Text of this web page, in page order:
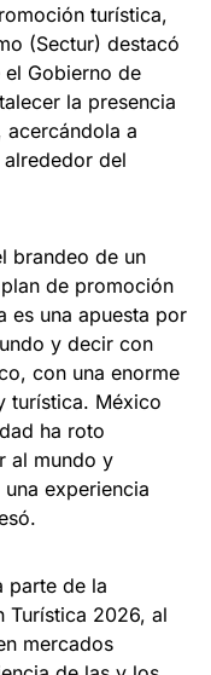
turística,
(Sectur) destacó
el Gobierno de
la presencia
acercándola a
del
brandeo de un
de promoción
es una apuesta por
y decir con
con una enorme
turística. México
ha roto
al mundo y
experiencia
parte de la
Turística 2026, al
mercados